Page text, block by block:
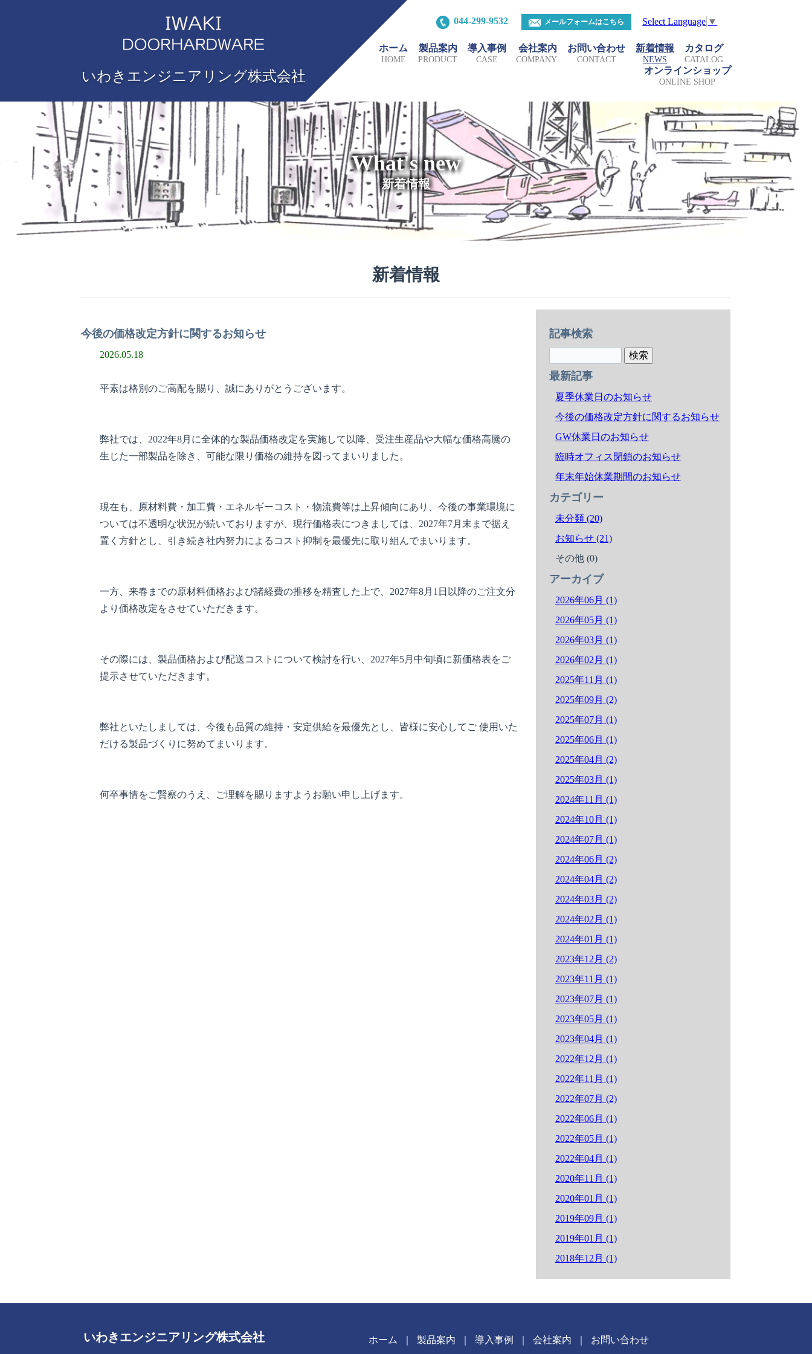
いわきエンジニアリング株式会社
044-299-9532 メールフォームはこちら Select Language ▼
ホーム
HOME
製品案内
PRODUCT
導入事例
CASE
会社案内
COMPANY
お問い合わせ
CONTACT
新着情報
NEWS
カタログ
CATALOG
オンラインショップ
ONLINE SHOP
What's new
新着情報
新着情報
今後の価格改定方針に関するお知らせ
2026.05.18
平素は格別のご高配を賜り、誠にありがとうございます。
弊社では、2022年8月に全体的な製品価格改定を実施して以降、受注生産品や大幅な価格高騰の
生じた一部製品を除き、可能な限り価格の維持を図ってまいりました。
現在も、原材料費・加工費・エネルギーコスト・物流費等は上昇傾向にあり、今後の事業環境に
ついては不透明な状況が続いておりますが、現行価格表につきましては、2027年7月末まで据え
置く方針とし、引き続き社内努力によるコスト抑制を最優先に取り組んでまいります。
一方、来春までの原材料価格および諸経費の推移を精査した上で、2027年8月1日以降のご注文分
より価格改定をさせていただきます。
その際には、製品価格および配送コストについて検討を行い、2027年5月中旬頃に新価格表をご
提示させていただきます。
弊社といたしましては、今後も品質の維持・安定供給を最優先とし、皆様に安心してご 使用いた
だける製品づくりに努めてまいります。
何卒事情をご賢察のうえ、ご理解を賜りますようお願い申し上げます。
記事検索
最新記事
夏季休業日のお知らせ
今後の価格改定方針に関するお知らせ
GW休業日のお知らせ
臨時オフィス閉鎖のお知らせ
年末年始休業期間のお知らせ
カテゴリー
未分類 (20)
お知らせ (21)
その他 (0)
アーカイブ
2026年06月 (1)
2026年05月 (1)
2026年03月 (1)
2026年02月 (1)
2025年11月 (1)
2025年09月 (2)
2025年07月 (1)
2025年06月 (1)
2025年04月 (2)
2025年03月 (1)
2024年11月 (1)
2024年10月 (1)
2024年07月 (1)
2024年06月 (2)
2024年04月 (2)
2024年03月 (2)
2024年02月 (1)
2024年01月 (1)
2023年12月 (2)
2023年11月 (1)
2023年07月 (1)
2023年05月 (1)
2023年04月 (1)
2022年12月 (1)
2022年11月 (1)
2022年07月 (2)
2022年06月 (1)
2022年05月 (1)
2022年04月 (1)
2020年11月 (1)
2020年01月 (1)
2019年09月 (1)
2019年01月 (1)
2018年12月 (1)
いわきエンジニアリング株式会社 ホーム 製品案内 導入事例 会社案内 お問い合わせ